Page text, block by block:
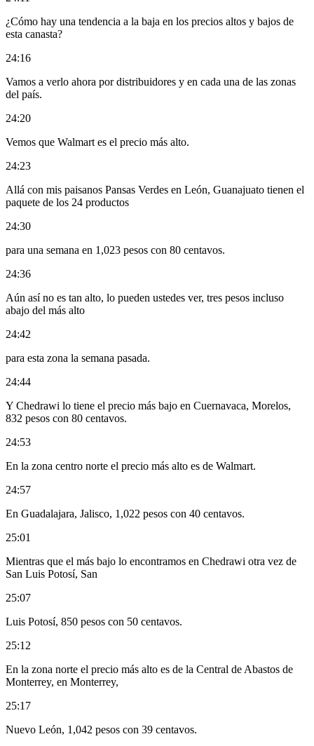
¿Cómo hay una tendencia a la baja en los precios altos y bajos de
esta canasta?
24:16
Vamos a verlo ahora por distribuidores y en cada una de las zonas
del país.
24:20
Vemos que Walmart es el precio más alto.
24:23
Allá con mis paisanos Pansas Verdes en León, Guanajuato tienen el
paquete de los 24 productos
24:30
para una semana en 1,023 pesos con 80 centavos.
24:36
Aún así no es tan alto, lo pueden ustedes ver, tres pesos incluso
abajo del más alto
24:42
para esta zona la semana pasada.
24:44
Y Chedrawi lo tiene el precio más bajo en Cuernavaca, Morelos,
832 pesos con 80 centavos.
24:53
En la zona centro norte el precio más alto es de Walmart.
24:57
En Guadalajara, Jalisco, 1,022 pesos con 40 centavos.
25:01
Mientras que el más bajo lo encontramos en Chedrawi otra vez de
San Luis Potosí, San
25:07
Luis Potosí, 850 pesos con 50 centavos.
25:12
En la zona norte el precio más alto es de la Central de Abastos de
Monterrey, en Monterrey,
25:17
Nuevo León, 1,042 pesos con 39 centavos.